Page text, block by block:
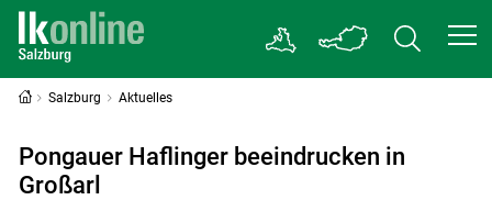
Salzburg Aktuelles
Pongauer Haflinger beeindrucken in
Großarl